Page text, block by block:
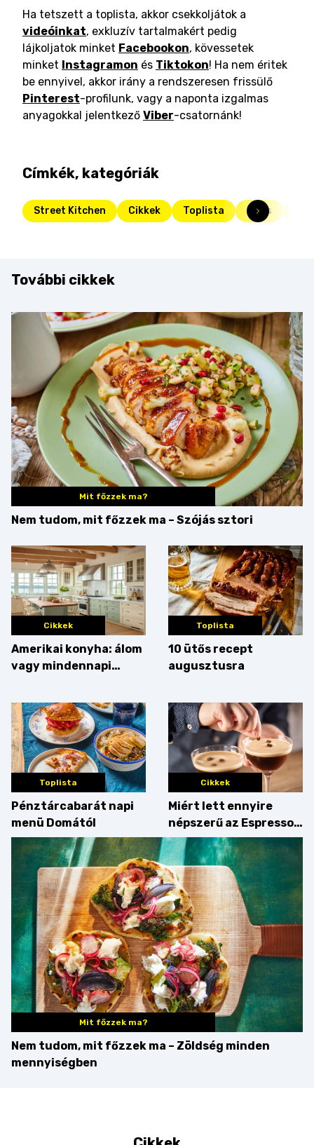
Ha tetszett a toplista, akkor csekkoljátok a
videóinkat, exkluzív tartalmakért pedig
lájkoljatok minket Facebookon, kövessetek
minket Instagramon és Tiktokon! Ha nem éritek
be ennyivel, akkor irány a rendszeresen frissülő
Pinterest-profilunk, vagy a naponta izgalmas
anyagokkal jelentkező Viber-csatornánk!
Címkék, kategóriák
Street Kitchen Cikkek Toplista Friss
További cikkek
Mit főzzek ma?
Nem tudom, mit főzzek ma – Szójás sztori
Cikkek
Amerikai konyha: álom
vagy mindennapi
az érveket
Toplista
10 ütős recept
augusztusra
Toplista
Pénztárcabarát napi
menü Domától
Cikkek
Miért lett ennyire
népszerű az Espresso
Martini – és mit
érdemes enni mellé?
Mit főzzek ma?
Nem tudom, mit főzzek ma – Zöldség minden
mennyiségben